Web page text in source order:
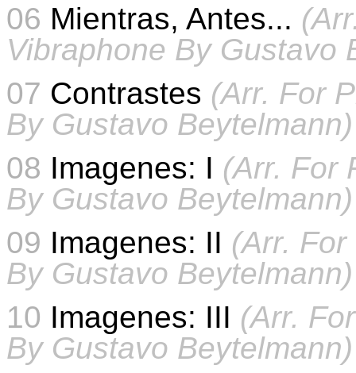
06 Mientras, Antes...
Vibraphone By Gustavo
07 Contrastes (Arr. For
By Gustavo Beytelmann)
08 Imagenes: I (Arr. For
By Gustavo Beytelmann)
09 Imagenes: II (Arr.
By Gustavo Beytelmann)
10 Imagenes: III (Arr.
By Gustavo Beytelmann)